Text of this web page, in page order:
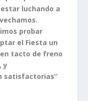
luchando a
probar
el Fiesta un
tacto de freno
y
satisfactorias”